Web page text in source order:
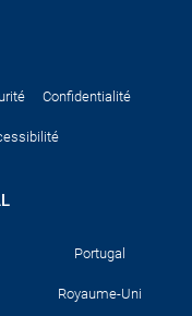
Confidentialité
Portugal
Royaume-Uni